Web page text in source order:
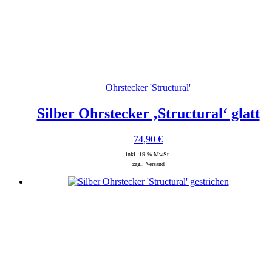
Ohrstecker 'Structural'
Silber Ohrstecker ‚Structural‘ glatt
74,90 €
inkl. 19 % MwSt.
zzgl. Versand